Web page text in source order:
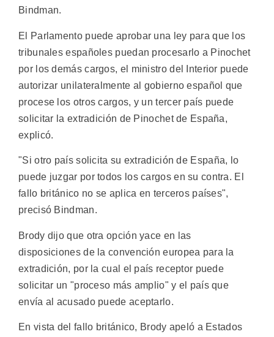
Bindman.
El Parlamento puede aprobar una ley para que los
tribunales españoles puedan procesarlo a Pinochet
por los demás cargos, el ministro del Interior puede
autorizar unilateralmente al gobierno español que
procese los otros cargos, y un tercer país puede
solicitar la extradición de Pinochet de España,
explicó.
"Si otro país solicita su extradición de España, lo
puede juzgar por todos los cargos en su contra. El
fallo británico no se aplica en terceros países",
precisó Bindman.
Brody dijo que otra opción yace en las
disposiciones de la convención europea para la
extradición, por la cual el país receptor puede
solicitar un "proceso más amplio" y el país que
envía al acusado puede aceptarlo.
En vista del fallo británico, Brody apeló a Estados